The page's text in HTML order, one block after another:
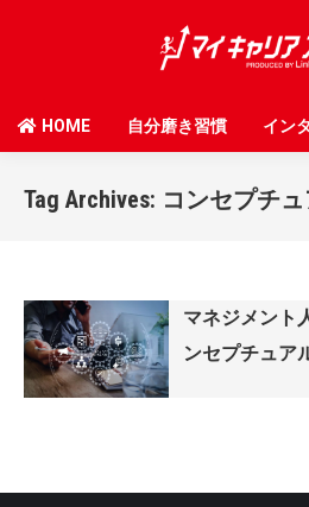
HOME 自分磨き習慣 イン
Tag Archives: コンセプチ
マネジメント
ンセプチュア